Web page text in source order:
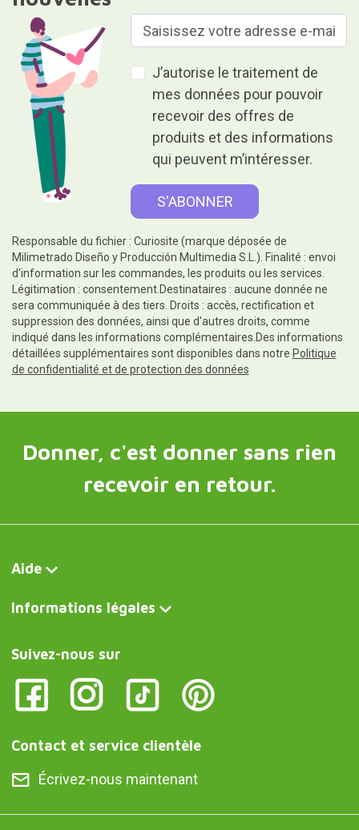
J’autorise le traitement de
mes données pour pouvoir
recevoir des offres de
produits et des informations
qui peuvent m’intéresser.
Responsable du fichier : Curiosite (marque déposée de
Milimetrado Diseño y Producción Multimedia S.L.). Finalité : envoi
d'information sur les commandes, les produits ou les services.
Légitimation : consentement.Destinataires : aucune donnée ne
sera communiquée à des tiers. Droits : accès, rectification et
suppression des données, ainsi que d'autres droits, comme
indiqué dans les informations complémentaires.Des informations
détaillées supplémentaires sont disponibles dans notre Politique
de confidentialité et de protection des données
Donner, c'est donner sans rien
recevoir en retour.
Aide
Informations légales
Suivez-nous sur
Contact et service clientèle
Écrivez-nous maintenant